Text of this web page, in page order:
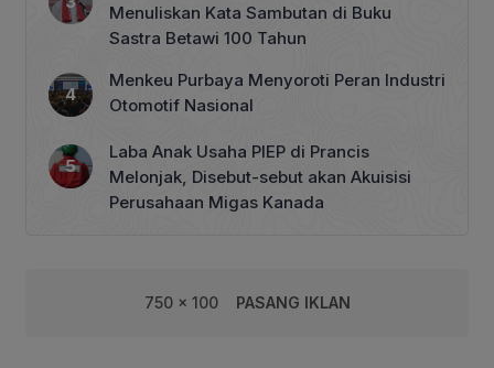
Menuliskan Kata Sambutan di Buku
Sastra Betawi 100 Tahun
Menkeu Purbaya Menyoroti Peran Industri
Otomotif Nasional
Laba Anak Usaha PIEP di Prancis
Melonjak, Disebut-sebut akan Akuisisi
Perusahaan Migas Kanada
750 x 100 PASANG IKLAN